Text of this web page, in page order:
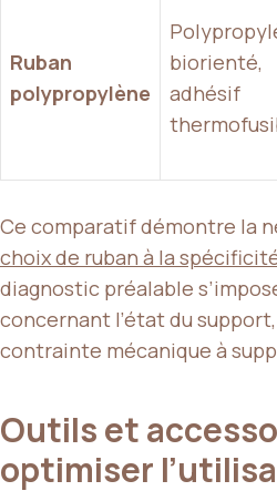
Ruban
polypropylène
biorienté,
adhésif
Ce comparatif démontre la
choix de ruban à la
diagnostic préalable
concernant l’état du
contrainte mécanique à
Outils et
optimiser